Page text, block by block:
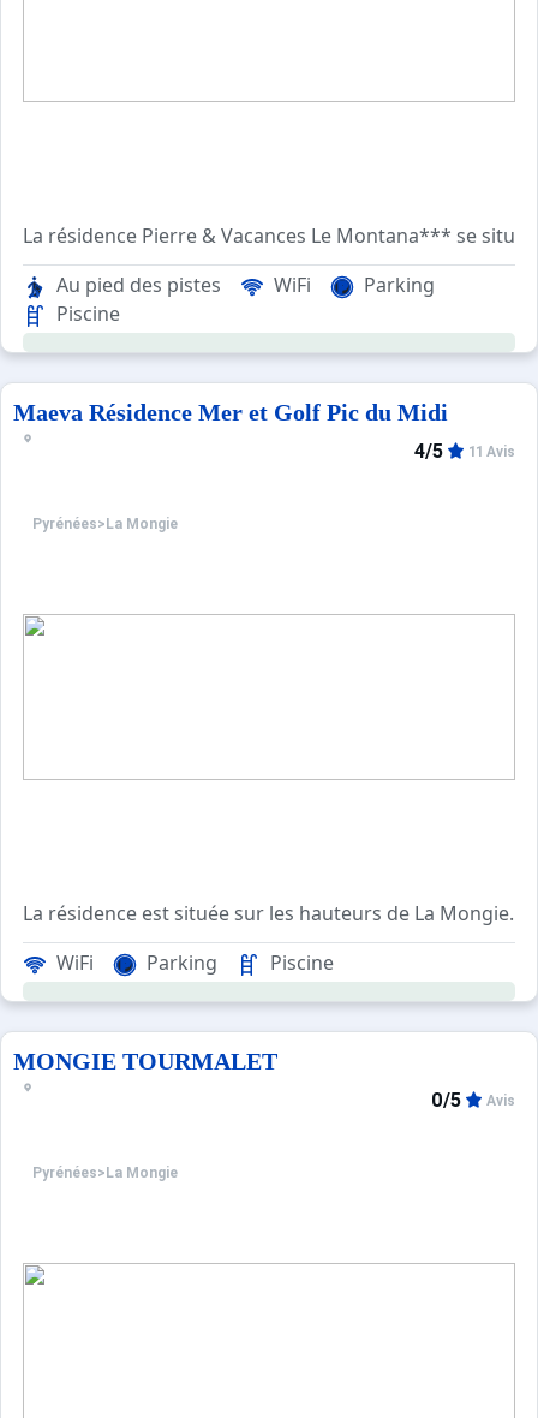
La résidence Pierre & Vacances Le Montana*** se
L'établissement est composée de logements bien
Au pied des pistes WiFi
Parking
Piscine
Maeva Résidence Mer et Golf Pic du Midi
Pyrénées> La Mongie
4/5 11 Avis
La résidence est située sur les hauteurs de La Mongie.
Les appartements de grand confort, orientés plein
Piscine couverte chauffée avec un espace hydrojet en
Clubs enfants 4 à 12 ans et ados 13 à 17 ans au sein
WiFi Parking Piscine
MONGIE TOURMALET
Pyrénées> La Mongie
0/5 Avis